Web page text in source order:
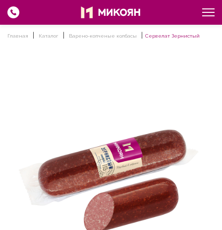
Главная Каталог Варено-копченые колбасы Сервелат Зернистый